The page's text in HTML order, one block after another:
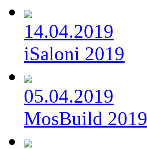
14.04.2019
iSaloni 2019
05.04.2019
MosBuild 2019